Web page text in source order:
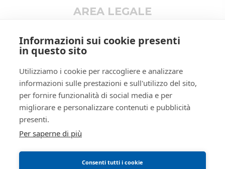
AREA LEGALE
Trattamento dati personali
Regolamento di partecipazione alle vendite
telematiche
Informativa cookie
Requisiti tecnici
Informazioni sui cookie presenti
in questo sito
Utilizziamo i cookie per raccogliere e analizzare
informazioni sulle prestazioni e sull'utilizzo del sito,
per fornire funzionalità di social media e per
migliorare e personalizzare contenuti e pubblicità
presenti.
Per saperne di più
Consenti tutti i cookie